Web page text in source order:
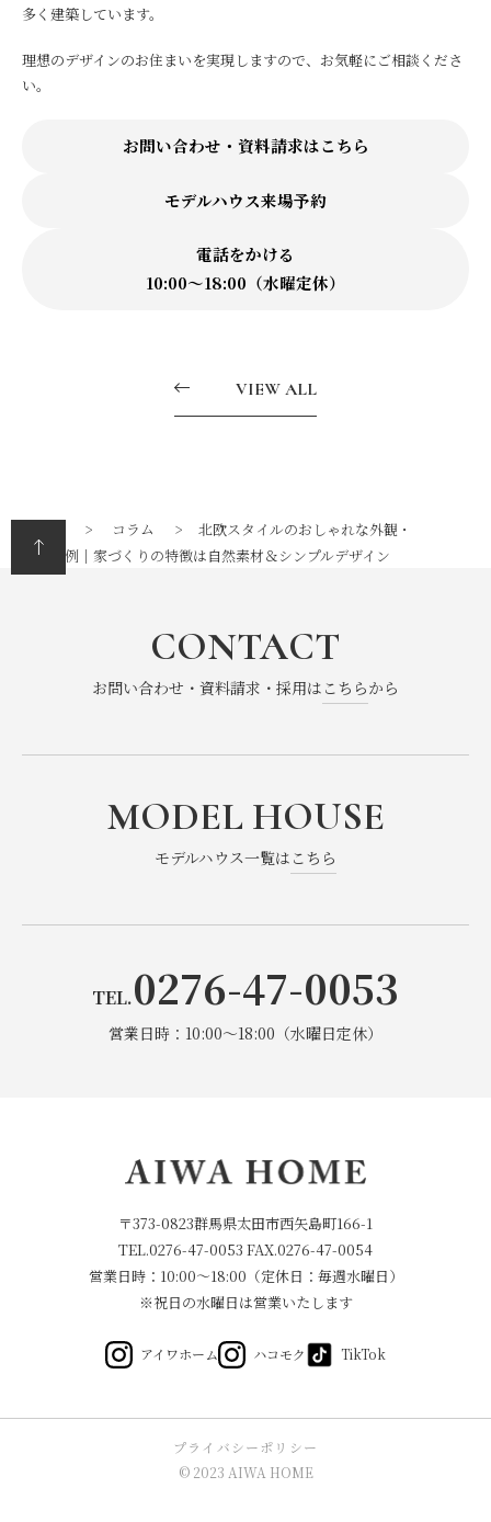
多く建築しています。
理想のデザインのお住まいを実現しますので、お気軽にご相談くださ
い。
お問い合わせ・資料請求はこちら
モデルハウス来場予約
電話をかける
10:00〜18:00（水曜定休）
VIEW ALL
コラム
北欧スタイルのおしゃれな外観・
内装事例｜家づくりの特徴は自然素材＆シンプルデザイン
CONTACT
お問い合わせ・資料請求・採用は こちらから
MODEL HOUSE
モデルハウス一覧は こちら
TEL.0276-47-0053
営業日時：10:00～18:00（水曜日定休）
〒373-0823群馬県太田市西矢島町166-1
TEL.0276-47-0053 FAX.0276-47-0054
営業日時：10:00～18:00（定休日：毎週水曜日）
※祝日の水曜日は営業いたします
アイワホーム ハコモク TikTok
プライバシーポリシー
© 2023 AIWA HOME